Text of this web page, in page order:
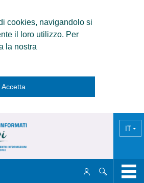
cookies, navigandolo si
il loro utilizzo. Per
la nostra
Accetta
IT